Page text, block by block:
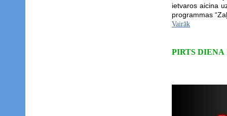
ietvaros aicina
programmas
Vairāk
PIRTS